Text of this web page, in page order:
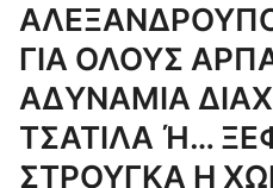
ΓΙΑ ΟΛΟΥΣ ΑΡΠΑ
ΑΔΥΝΑΜΙΑ
ΤΣΑΤΙΛΑ Ή…
ΣΤΡΟΥΓΚΑ Η